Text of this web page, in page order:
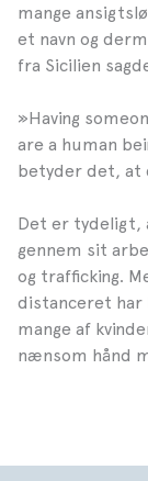
mange
et navn og
fra Sicilien
»Having
are a human
betyder det, at
Det er tydeligt,
gennem sit
og trafficking.
distanceret
mange af
nænsom hånd